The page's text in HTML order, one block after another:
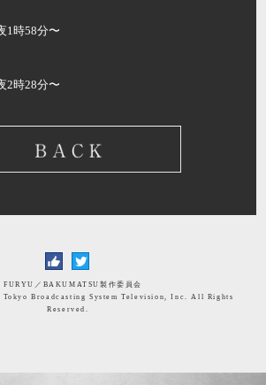
1時58分〜
2時28分〜
FURYU／BAKUMATSU製作委員会
Tokyo Broadcasting System Television, Inc. All Rights
Reserved.